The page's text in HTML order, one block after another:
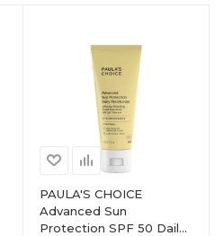
PAULA'S CHOICE
Advanced Sun
Protection SPF 50 Daily